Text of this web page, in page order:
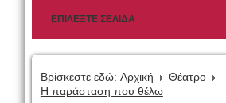
Βρίσκεστε εδώ: Αρχική
Θέατρο
Η παράσταση που θέλω